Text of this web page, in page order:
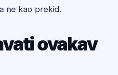
ne kao prekid.
ovakav